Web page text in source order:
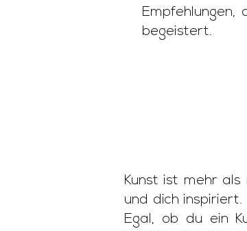
begeistert.
Kunst ist mehr als
und dich inspiriert.
Egal, ob du ein